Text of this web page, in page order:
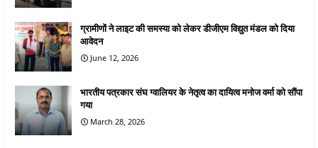
ग्रामीणों ने लाइट की समस्या को लेकर डीजीएम विद्युत मंडल को दिया
आवेदन
June 12, 2026
भारतीय पत्रकार संघ ग्वालियर के नेतृत्व का दायित्व मनोज वर्मा को सौंपा
गया
March 28, 2026